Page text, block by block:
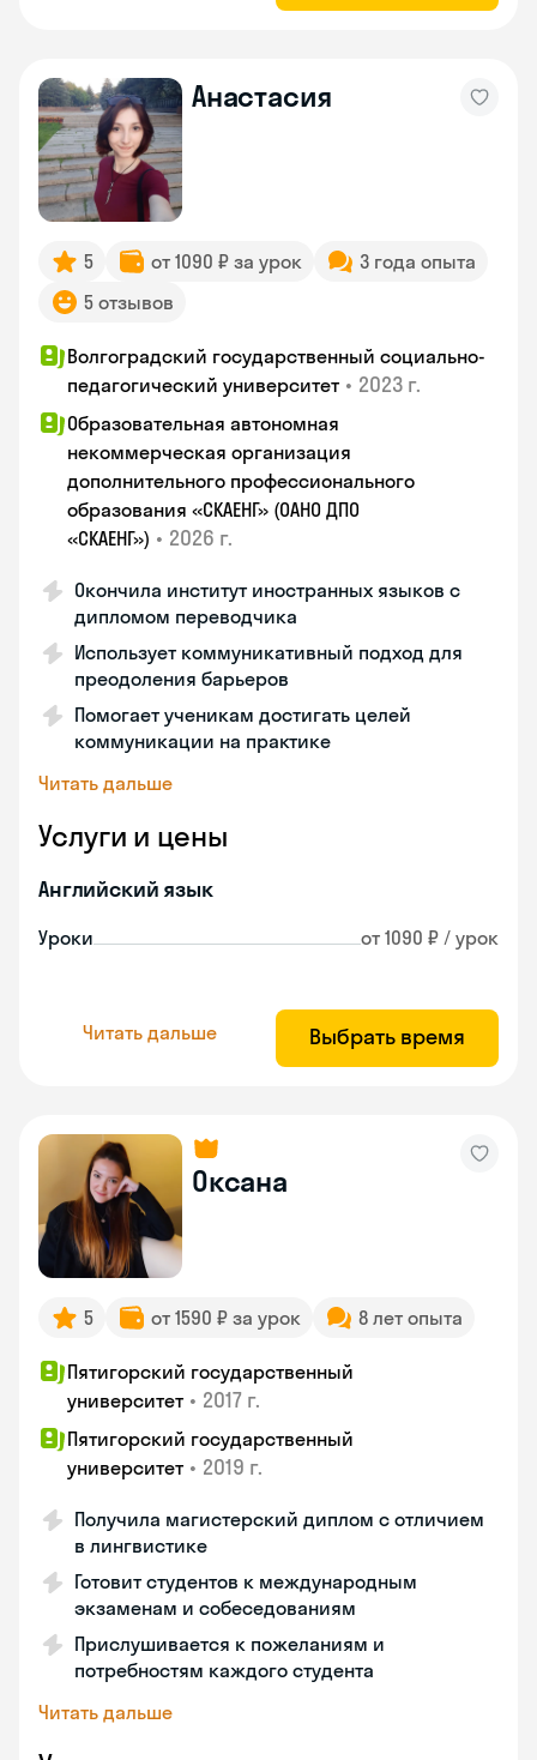
Анастасия
5 от 1090 ₽ за урок
3 года опыта
5 отзывов
Волгоградский государственный социально-
педагогический университет • 2023 г.
Образовательная автономная
некоммерческая организация
дополнительного профессионального
образования «СКАЕНГ» (ОАНО ДПО
«СКАЕНГ») • 2026 г.
Окончила институт иностранных языков с
дипломом переводчика
Использует коммуникативный подход для
преодоления барьеров
Помогает ученикам достигать целей
коммуникации на практике
Читать дальше
Услуги и цены
Английский язык
Уроки от 1090 ₽ / урок
Читать дальше Выбрать время
Оксана
5 от 1590 ₽ за урок 8 лет опыта
Пятигорский государственный
университет • 2017 г.
Пятигорский государственный
университет • 2019 г.
Получила магистерский диплом с отличием
в лингвистике
Готовит студентов к международным
экзаменам и собеседованиям
Прислушивается к пожеланиям и
потребностям каждого студента
Читать дальше